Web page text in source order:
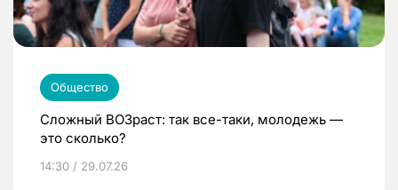
Общество
Сложный ВОЗраст: так все-таки, молодежь —
это сколько?
14:30 / 29.07.26